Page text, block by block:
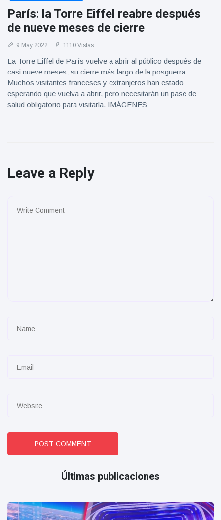
París: la Torre Eiffel reabre después
de nueve meses de cierre
9 May 2022 1110 Vistas
La Torre Eiffel de París vuelve a abrir al público después de
casi nueve meses, su cierre más largo de la posguerra.
Muchos visitantes franceses y extranjeros han estado
esperando que vuelva a abrir, pero necesitarán un pase de
salud obligatorio para visitarla. IMÁGENES
Leave a Reply
POST COMMENT
Últimas publicaciones